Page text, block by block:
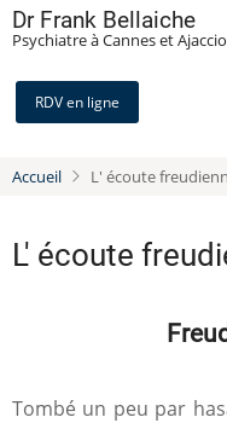
Aller
au
contenu
principal
Dr Frank Bellaiche
Psychiatre à Cannes et Ajaccio
RDV en ligne
Accueil L' écoute
L' écoute
Tombé un peu par